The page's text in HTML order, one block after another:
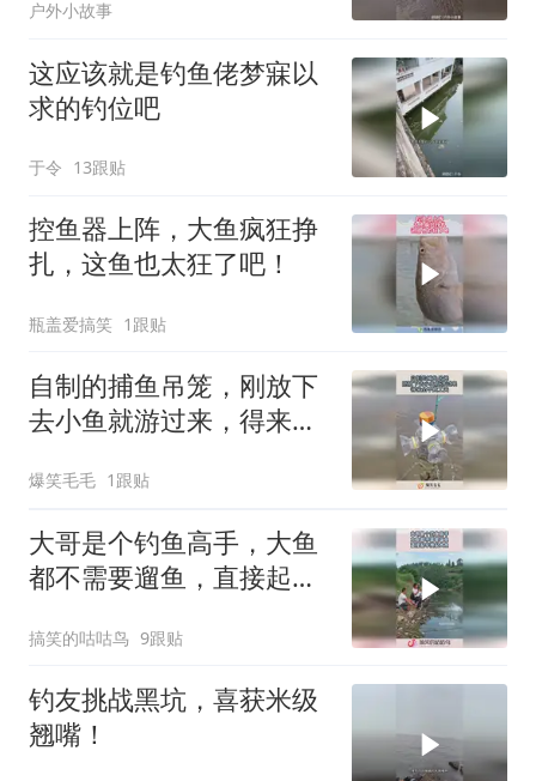
户外小故事
这应该就是钓鱼佬梦寐以
求的钓位吧
于令 13跟贴
控鱼器上阵，大鱼疯狂挣
扎，这鱼也太狂了吧！
瓶盖爱搞笑 1跟贴
自制的捕鱼吊笼，刚放下
去小鱼就游过来，得来全
爆笑毛毛 1跟贴
大哥是个钓鱼高手，大鱼
都不需要遛鱼，直接起竿
搞笑的咕咕鸟 9跟贴
钓友挑战黑坑，喜获米级
翘嘴！